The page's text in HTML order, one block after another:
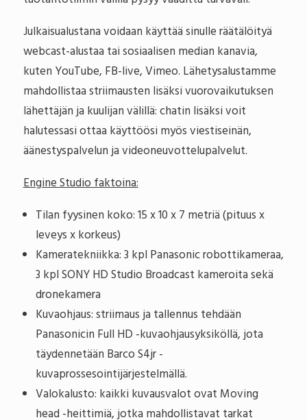
Julkaisualustana voidaan käyttää sinulle räätälöityä
webcast-alustaa tai sosiaalisen median kanavia,
kuten YouTube, FB-live, Vimeo. Lähetysalustamme
mahdollistaa striimausten lisäksi vuorovaikutuksen
lähettäjän ja kuulijan välillä: chatin lisäksi voit
halutessasi ottaa käyttöösi myös viestiseinän,
äänestyspalvelun ja videoneuvottelupalvelut.
Engine Studio faktoina:
Tilan fyysinen koko: 15 x 10 x 7 metriä (pituus x
leveys x korkeus)
Kameratekniikka: 3 kpl Panasonic robottikameraa,
3 kpl SONY HD Studio Broadcast kameroita sekä
dronekamera
Kuvaohjaus: striimaus ja tallennus tehdään
Panasonicin Full HD -kuvaohjausyksiköllä, jota
täydennetään Barco S4jr -
kuvaprossesointijärjestelmällä.
Valokalusto: kaikki kuvausvalot ovat Moving
head -heittimiä, jotka mahdollistavat tarkat